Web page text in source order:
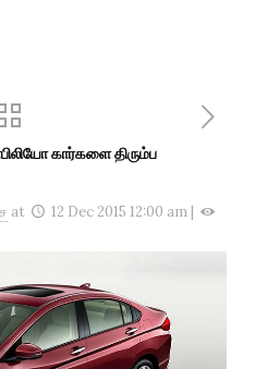
கார்களை திரும்ப
at 12 Dec 2015 12:00 am |